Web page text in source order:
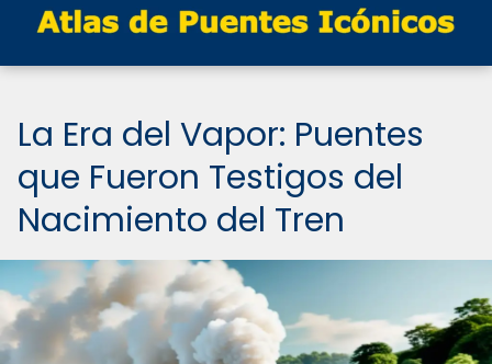
La Era del Vapor: Puentes
que Fueron Testigos del
Nacimiento del Tren